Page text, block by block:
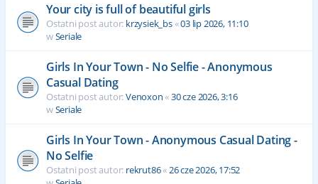
Your city is full of beautiful girls
Ostatni post autor: krzysiek_bs«03 lip 2026, 11:10
wSeriale
Girls In Your Town - No Selfie - Anonymous
Casual Dating
Ostatni post autor:Venoxon«30 cze 2026, 3:16
wSeriale
Girls In Your Town - Anonymous Casual Dating -
No Selfie
Ostatni post autor: rekrut86« 26 cze 2026, 17:52